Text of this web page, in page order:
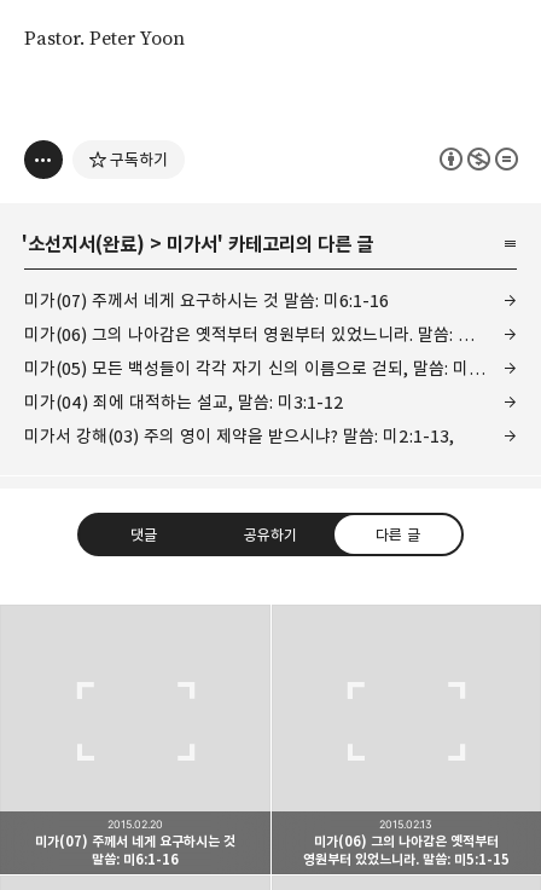
Pastor. Peter Yoon
구독하기
'소선지서(완료) > 미가서' 카테고리의 다른 글
미가(07) 주께서 네게 요구하시는 것 말씀: 미6:1-16
미가(06) 그의 나아감은 옛적부터 영원부터 있었느니라. 말씀: 미5:1-15
미가(05) 모든 백성들이 각각 자기 신의 이름으로 걷되, 말씀: 미4:1-13
미가(04) 죄에 대적하는 설교, 말씀: 미3:1-12
미가서 강해(03) 주의 영이 제약을 받으시냐? 말씀: 미2:1-13,
댓글 공유하기 다른 글
Believing Bible Studies
구독하기
미가(07) 주께서 네게 요구하시는 것
말씀: 미6:1-16
2015.02.20
미가(06) 그의 나아감은 옛적부터
영원부터 있었느니라. 말씀: 미5:1-15
2015.02.13